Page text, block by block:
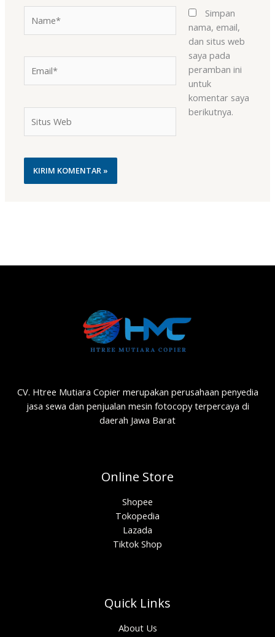
Web
Simpan
nama, email,
dan situs web
saya pada
peramban ini
untuk
komentar saya
berikutnya.
CV. Htree Mutiara Copier merupakan perusahaan penyedia
jasa sewa dan penjualan mesin fotocopy terpercaya di
daerah Jawa Barat
Online Store
Shopee
Tokopedia
Lazada
Tiktok Shop
Quick Links
About Us